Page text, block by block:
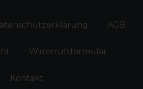
AGB
Widerrufs­formular
Kontakt